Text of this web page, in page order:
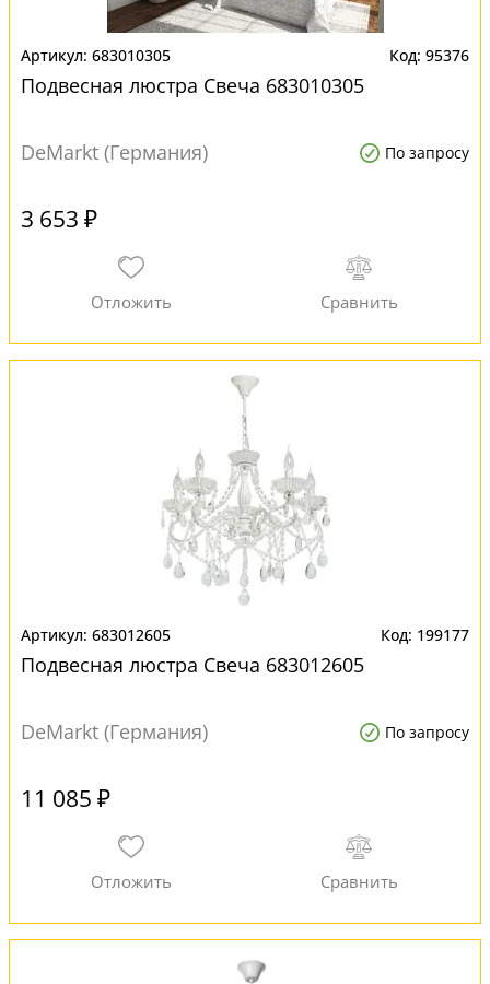
683010305 95376
Подвесная люстра Свеча 683010305
DeMarkt (Германия) По запросу
3 653 ₽
683012605 199177
Подвесная люстра Свеча 683012605
DeMarkt (Германия) По запросу
11 085 ₽